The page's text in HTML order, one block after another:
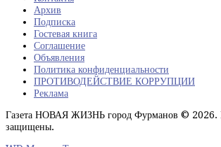
Архив
Подписка
Гостевая книга
Соглашение
Объявления
Политика конфиденциальности
ПРОТИВОДЕЙСТВИЕ КОРРУПЦИИ
Реклама
Газета НОВАЯ ЖИЗНЬ город Фурманов © 2026.
защищены.